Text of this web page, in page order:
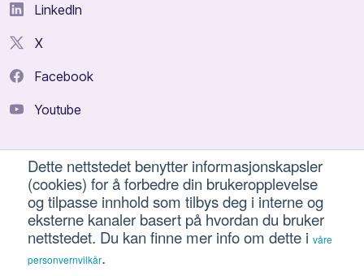
Dette nettstedet benytter informasjonskapsler
(cookies) for å forbedre din brukeropplevelse
og tilpasse innhold som tilbys deg i interne og
eksterne kanaler basert på hvordan du bruker
nettstedet. Du kan finne mer info om dette i våre
personvernvilkår.
LinkedIn
X
Facebook
Youtube
© 2026 Intuvio
Personvern og vilkår for bruk-Bruk av informasjonskapsler